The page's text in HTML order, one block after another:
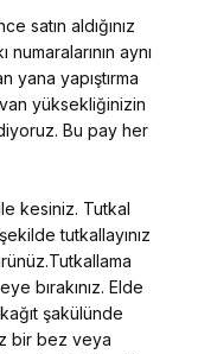
satın aldığınız
aynı
yana yapıştırma
yüksekliğinizin
Bu pay her
kesiniz. Tutkal
tutkallayınız
bırakınız. Elde
şakülünde
bir bez veya